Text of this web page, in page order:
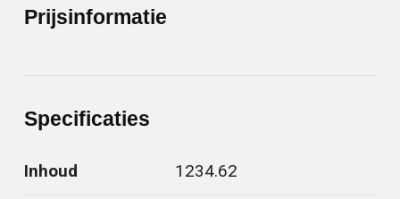
Prijsinformatie
Specificaties
Inhoud 1234.62